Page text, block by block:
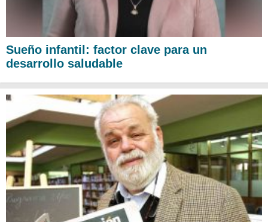
Sueño infantil: factor clave para un
desarrollo saludable